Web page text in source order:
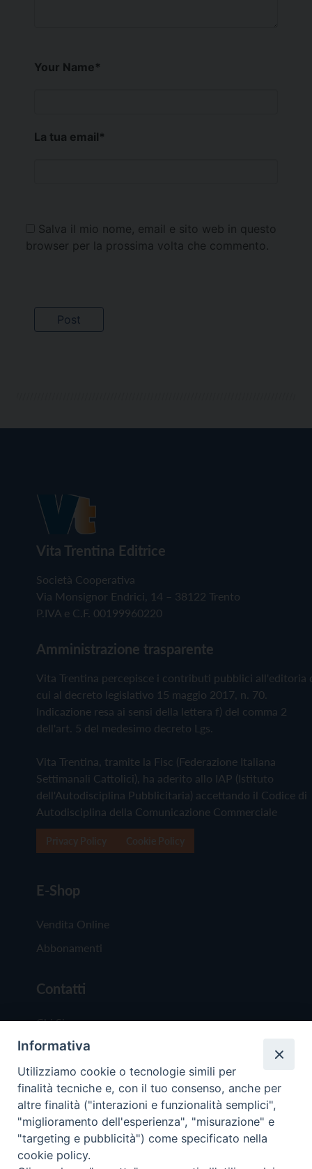
Your Name*
La tua email*
Salva il mio nome, email e sito web in questo
browser per la prossima volta che commento.
Vita Trentina Editrice
Società Cooperativa
Via Monsignor Endrici, 14 – 38122 Trento
P.IVA e C.F. 00199960220
Amministrazione trasparente
Vita Trentina percepisce i contributi pubblici all'editoria
cui al decreto legislativo 15 maggio 2017, n. 70.
Indicazione resa ai sensi della lettera f) del comma 2
dell'art. 5 del medesimo decreto Lgs.
Vita Trentina, tramite la Fisc (Federazione Italiana
Settimanali Cattolici), ha aderito allo IAP (Istituto
dell'Autodisciplina Pubblicitaria) accettando il Codice di
Autodisciplina della Comunicazione Commerciale
E-Shop
Vendita Online
Abbonamenti
Contatti
Chi Siamo
Redazione
Scrivici
Copyright © 2019 - Tutti i diritti riservati - Vita
Informativa
Utilizziamo cookie o tecnologie simili per
finalità tecniche e, con il tuo consenso, anche per
altre finalità ("interazioni e funzionalità semplici",
"miglioramento dell'esperienza", "misurazione" e
"targeting e pubblicità") come specificato nella
cookie policy.